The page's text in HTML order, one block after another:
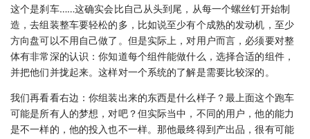
这个是刹车……这确实会比自己从头到尾，从每一个螺丝钉开始制
造，去组装整车要轻松的多，比如说至少有个成熟的发动机，至少
方向盘可以不用自己做了。但是实际上，对用户而言，必须要对整
体有非常深的认识：你知道每个组件能做什么，选择合适的组件，
并把他们并拢起来。这样对一个系统的了解是需要比较深的。
我们再看看右边：你组装出来的东西是什么样子？最上面这个跑车
可能是所有人的梦想，对吧？但实际当中，不同的用户，他的能力
是不一样的，他的投入也不一样。那他最终得到产出品，很有可能